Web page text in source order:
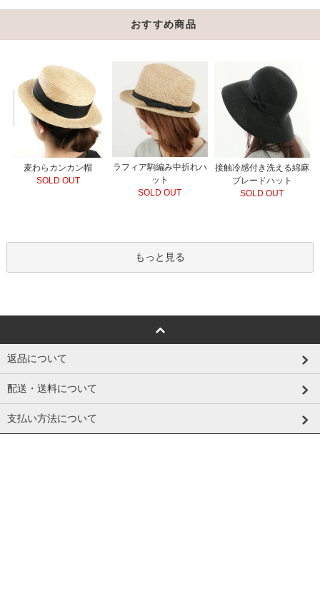
おすすめ商品
麦わらカンカン帽
SOLD OUT
ラフィア駒編み中折れハ
ット
SOLD OUT
接触冷感付き洗える綿麻
ブレードハット
SOLD OUT
もっと見る
返品について
配送・送料について
支払い方法について